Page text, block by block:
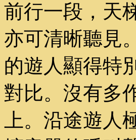
前行一段，天
亦可清晰聽見
的遊人顯得特
對比。沒有多
上。沿途遊